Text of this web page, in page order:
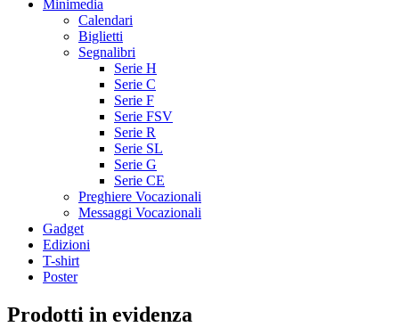
Minimedia
Calendari
Biglietti
Segnalibri
Serie H
Serie C
Serie F
Serie FSV
Serie R
Serie SL
Serie G
Serie CE
Preghiere Vocazionali
Messaggi Vocazionali
Gadget
Edizioni
T-shirt
Poster
Prodotti in evidenza